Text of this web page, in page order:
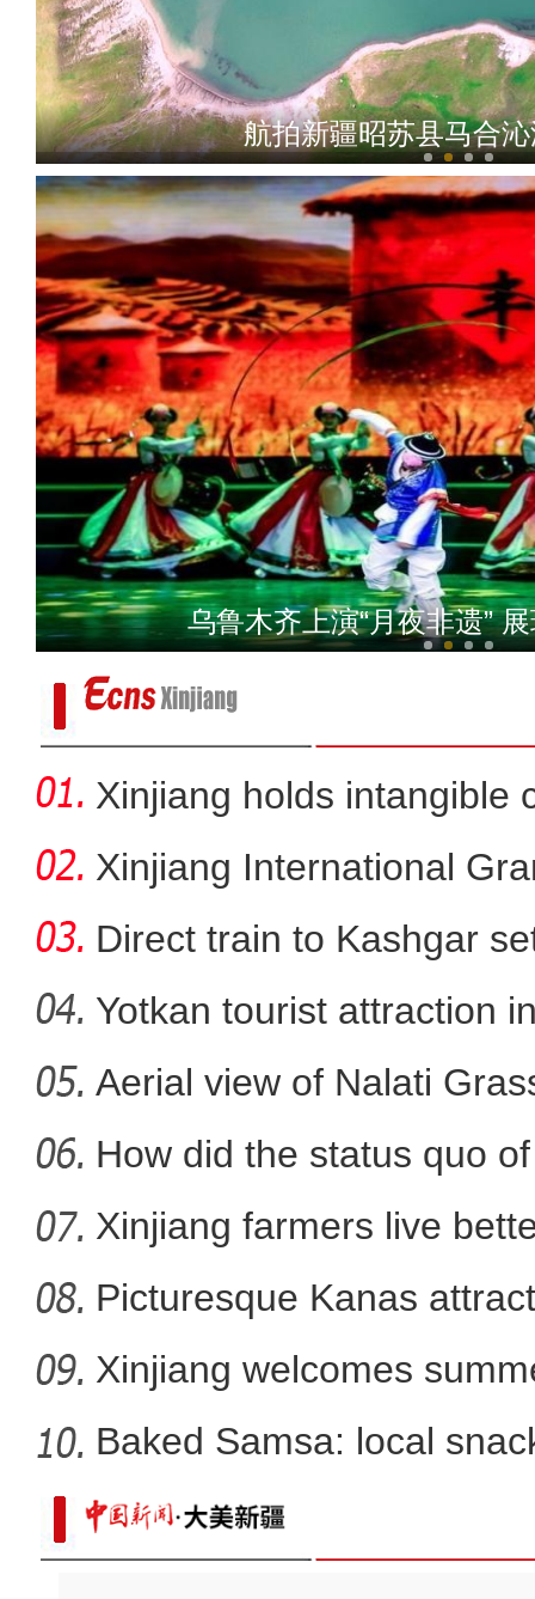
航拍新疆昭苏县马合
我们是光荣的新
【微视界】援疆教师带学生
2022年阿勒泰首届“雪都杯
乌鲁木齐上演“月夜非遗”
Xinjiang holds intangible
Xinjiang International
Direct train to Kashgar
Yotkan tourist attraction
Aerial view of Nalati
How did the status quo
Xinjiang farmers live
Picturesque Kanas
Xinjiang welcomes
Baked Samsa: local